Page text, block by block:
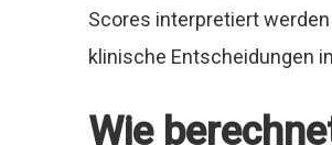
Scores interpretiert werden
klinische Entscheidungen
Wie